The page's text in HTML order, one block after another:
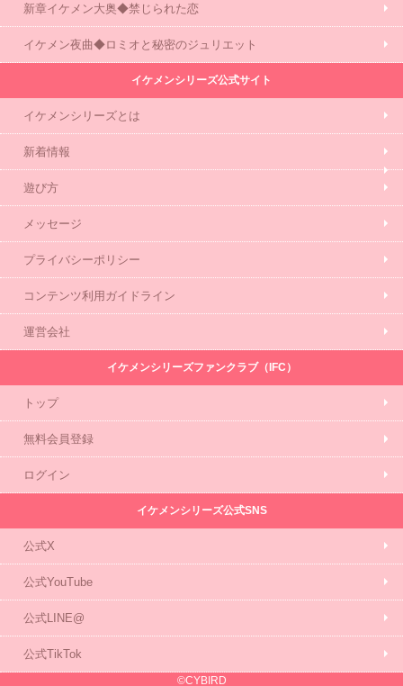
新章イケメン大奥◆禁じられた恋
イケメン夜曲◆ロミオと秘密のジュリエット
イケメンシリーズ公式サイト
イケメンシリーズとは
新着情報
遊び方
メッセージ
プライバシーポリシー
コンテンツ利用ガイドライン
運営会社
イケメンシリーズファンクラブ（IFC）
トップ
無料会員登録
ログイン
イケメンシリーズ公式SNS
公式X
公式YouTube
公式LINE@
公式TikTok
©CYBIRD